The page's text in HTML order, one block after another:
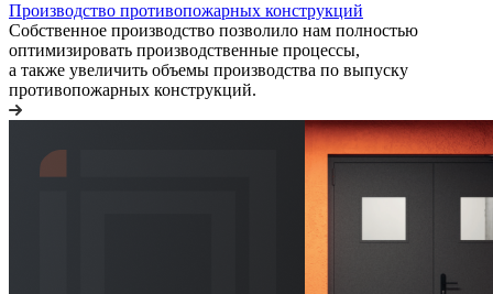
Производство противопожарных конструкций
Собственное производство позволило нам полностью
оптимизировать производственные процессы,
а также увеличить объемы производства по выпуску
противопожарных конструкций.